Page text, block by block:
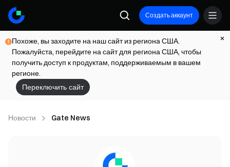
Создать аккаунт
Похоже, вы заходите на наш сайт из региона США.
Пожалуйста, перейдите на сайт для региона США, чтобы
получить доступ к продуктам, поддерживаемым в вашем
регионе.
Переключить сайт
Новости Gate News